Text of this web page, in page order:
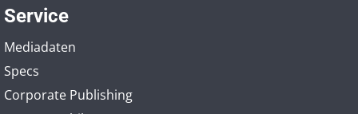
Service
Mediadaten
Specs
Corporate Publishing